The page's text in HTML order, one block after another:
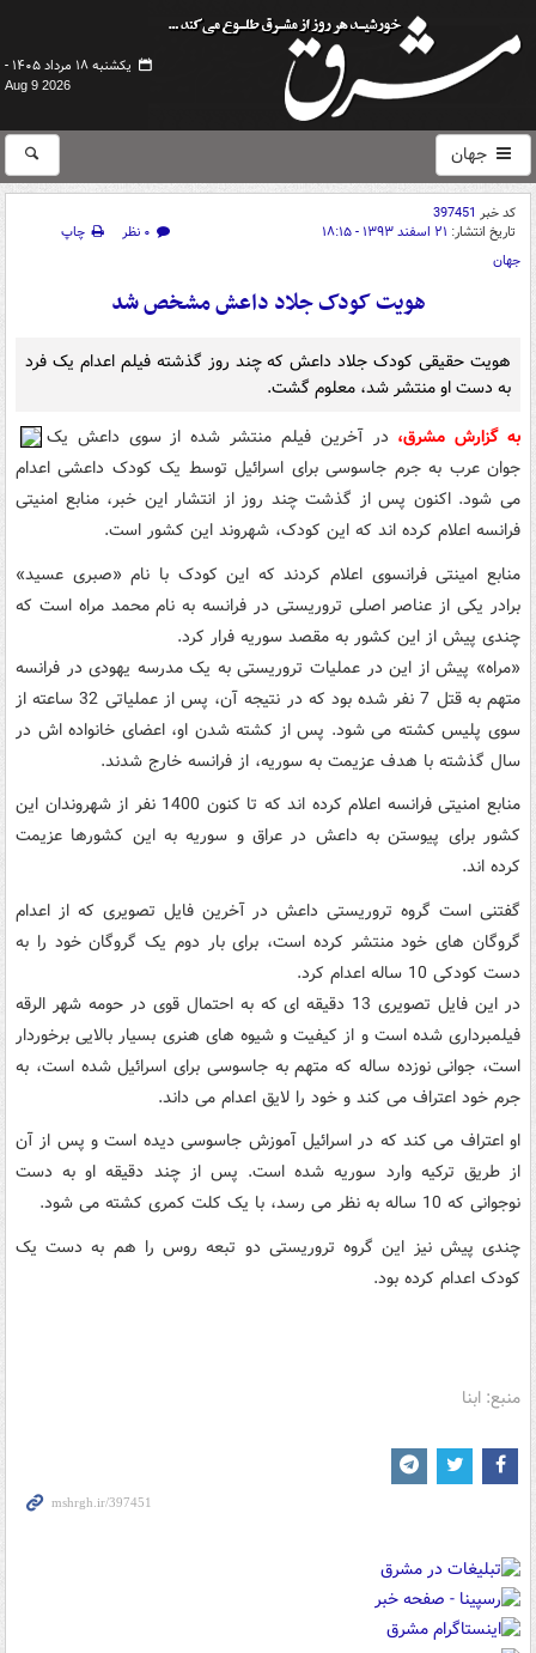
یکشنبه ۱۸ مرداد ۱۴۰۵ -
Aug 9 2026
جهان
کد خبر 397451
تاریخ انتشار: ۲۱ اسفند ۱۳۹۳ - ۱۸:۱۵ ۰ نظر
چاپ
جهان
هویت کودک جلاد داعش مشخص شد
هویت حقیقی کودک جلاد داعش که چند روز گذشته فیلم اعدام یک فرد
به دست او منتشر شد، معلوم گشت.
به گزارش مشرق، در آخرین فیلم منتشر شده از سوی داعش یک
جوان عرب به جرم جاسوسی برای اسرائیل توسط یک کودک داعشی اعدام
می شود. اکنون پس از گذشت چند روز از انتشار این خبر، منابع امنیتی
فرانسه اعلام کرده اند که این کودک، شهروند این کشور است.
منابع امینتی فرانسوی اعلام کردند که این کودک با نام «صبری عسید»
برادر یکی از عناصر اصلی تروریستی در فرانسه به نام محمد مراه است که
چندی پیش از این کشور به مقصد سوریه فرار کرد.
«مراه» پیش از این در عملیات تروریستی به یک مدرسه یهودی در فرانسه
متهم به قتل 7 نفر شده بود که در نتیجه آن، پس از عملیاتی 32 ساعته از
سوی پلیس کشته می شود. پس از کشته شدن او، اعضای خانواده اش در
سال گذشته با هدف عزیمت به سوریه، از فرانسه خارج شدند.
منابع امنیتی فرانسه اعلام کرده اند که تا کنون 1400 نفر از شهروندان این
کشور برای پیوستن به داعش در عراق و سوریه به این کشورها عزیمت
کرده اند.
گفتنی است گروه تروریستی داعش در آخرین فایل تصویری که از اعدام
گروگان های خود منتشر کرده است، برای بار دوم یک گروگان خود را به
دست کودکی 10 ساله اعدام کرد.
در این فایل تصویری 13 دقیقه ای که به احتمال قوی در حومه شهر الرقه
فیلمبرداری شده است و از کیفیت و شیوه های هنری بسیار بالایی برخوردار
است، جوانی نوزده ساله که متهم به جاسوسی برای اسرائیل شده است، به
جرم خود اعتراف می کند و خود را لایق اعدام می داند.
او اعتراف می کند که در اسرائیل آموزش جاسوسی دیده است و پس از آن
از طریق ترکیه وارد سوریه شده است. پس از چند دقیقه او به دست
نوجوانی که 10 ساله به نظر می رسد، با یک کلت کمری کشته می شود.
چندی پیش نیز این گروه تروریستی دو تبعه روس را هم به دست یک
کودک اعدام کرده بود.
منبع: ابنا